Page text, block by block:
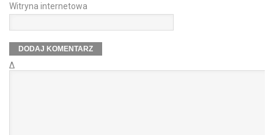
Witryna internetowa
Δ